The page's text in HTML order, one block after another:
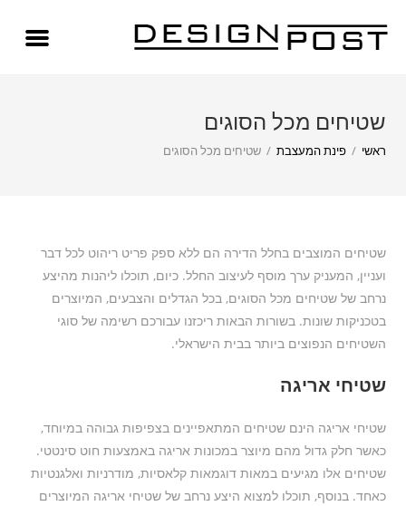
שטיחים מכל הסוגים
ראשי / פינת המעצבת / שטיחים מכל הסוגים
שטיחים המוצבים בחלל הדירה הם ללא ספק פריט ריהוט לכל דבר
ועניין, המעניק ערך מוסף לעיצוב החלל. כיום, תוכלו ליהנות מהיצע
נרחב של שטיחים מכל הסוגים, בכל הגדלים והצבעים, המיוצרים
בטכניקות שונות. בשורות הבאות ריכזנו עבורכם רשימה של סוגי
השטיחים הנפוצים ביותר בבית הישראלי.
שטיחי אריגה
שטיחי אריגה הינם שטיחים המתאפיינים בצפיפות גבוהה במיוחד,
כאשר חלק גדול מהם מיוצר במכונות אריגה באמצעות חוט סינטטי.
שטיחים אלו מגיעים במאות דוגמאות קלאסיות, מודרניות ואלגנטיות
כאחד. בנוסף, תוכלו למצוא היצע נרחב של שטיחי אריגה המיוצרים